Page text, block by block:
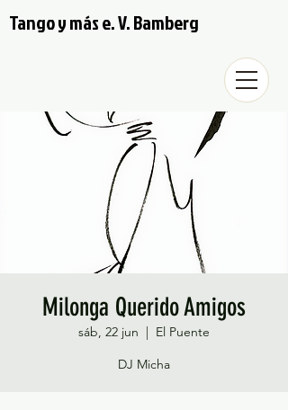
Tango y más e. V. Bamberg
Milonga Querido Amigos
sáb, 22 jun
  |
El Puente
DJ Micha